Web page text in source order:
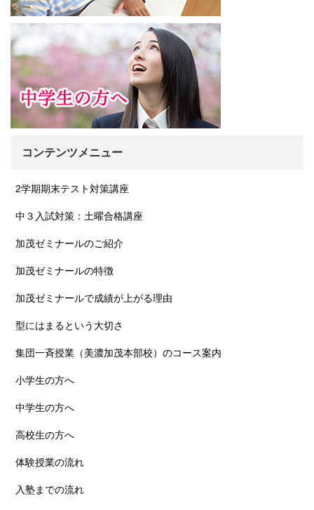
コンテンツメニュー
2学期期末テスト対策講座
中３入試対策：土曜合格講座
加茂ゼミナールのご紹介
加茂ゼミナールの特徴
加茂ゼミナールで成績が上がる理由
型にはまるという大切さ
集団一斉授業（美濃加茂本部校）のコース案内
小学生の方へ
中学生の方へ
高校生の方へ
体験授業の流れ
入塾までの流れ